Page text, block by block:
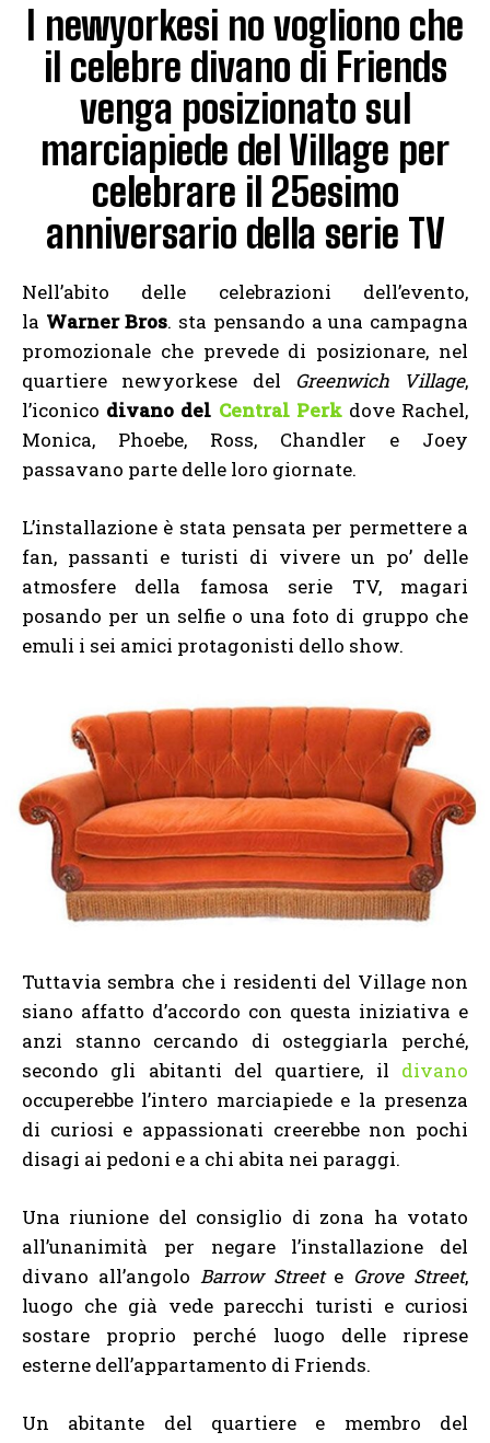
I newyorkesi no vogliono che
il celebre divano di Friends
venga posizionato sul
marciapiede del Village per
celebrare il 25esimo
anniversario della serie TV
Nell’abito delle celebrazioni dell’evento,
la Warner Bros. sta pensando a una campagna
promozionale che prevede di posizionare, nel
quartiere newyorkese del Greenwich Village,
l’iconico divano del Central Perkdove Rachel,
Monica, Phoebe, Ross, Chandler e Joey
passavano parte delle loro giornate.
L’installazione è stata pensata per permettere a
fan, passanti e turisti di vivere un po’ delle
atmosfere della famosa serie TV, magari
posando per un selfie o una foto di gruppo che
emuli i sei amici protagonisti dello show.
Tuttavia sembra che i residenti del Village non
siano affatto d’accordo con questa iniziativa e
anzi stanno cercando di osteggiarla perché,
secondo gli abitanti del quartiere, il divano
occuperebbe l’intero marciapiede e la presenza
di curiosi e appassionati creerebbe non pochi
disagi ai pedoni e a chi abita nei paraggi.
Una riunione del consiglio di zona ha votato
all’unanimità per negare l’installazione del
divano all’angolo Barrow Streete Grove Street,
luogo che già vede parecchi turisti e curiosi
sostare proprio perché luogo delle riprese
esterne dell’appartamento di Friends.
Un abitante del quartiere e membro del